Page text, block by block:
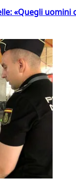
«Quegli uomini